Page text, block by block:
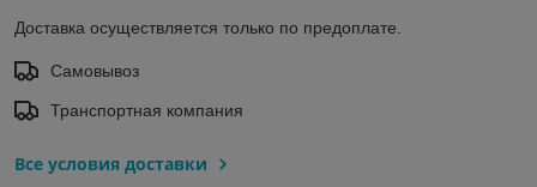
Доставка осуществляется только по предоплате.
Самовывоз
Транспортная компания
Все условия доставки